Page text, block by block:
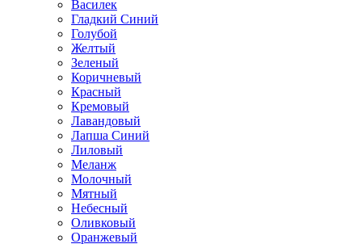
Василек
Гладкий Синий
Голубой
Желтый
Зеленый
Коричневый
Красный
Кремовый
Лавандовый
Лапша Синий
Лиловый
Меланж
Молочный
Мятный
Небесный
Оливковый
Оранжевый